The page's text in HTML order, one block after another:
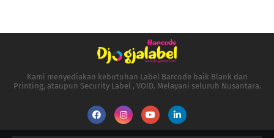
Kami menyediakan kebutuhan Label Barcode baik Blank dan
Printing, ataupun Security Label , VOID. Melayani seluruh Nusantara.